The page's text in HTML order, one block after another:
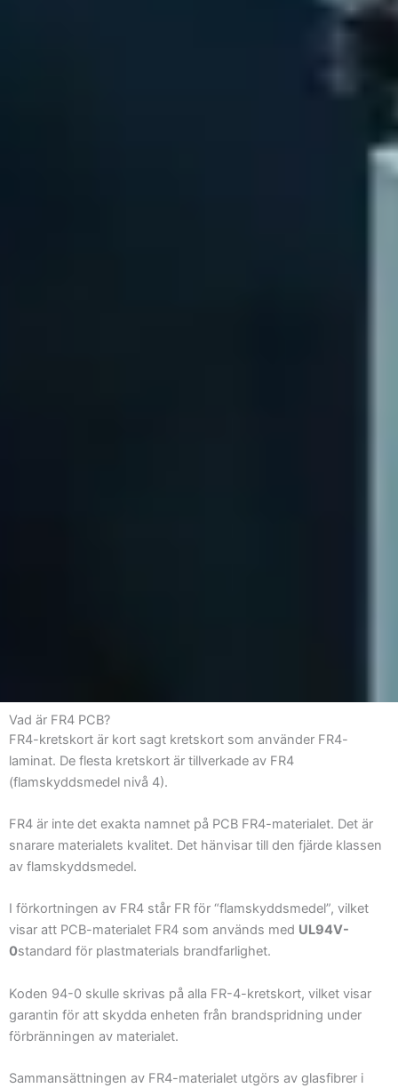
Vad är FR4 PCB?
FR4-kretskort är kort sagt kretskort som använder FR4-
laminat. De flesta kretskort är tillverkade av FR4
(flamskyddsmedel nivå 4).
FR4 är inte det exakta namnet på PCB FR4-materialet. Det är
snarare materialets kvalitet. Det hänvisar till den fjärde klassen
av flamskyddsmedel.
I förkortningen av FR4 står FR för “flamskyddsmedel”, vilket
visar att PCB-materialet FR4 som används med UL94V-
0standard för plastmaterials brandfarlighet.
Koden 94-0 skulle skrivas på alla FR-4-kretskort, vilket visar
garantin för att skydda enheten från brandspridning under
förbränningen av materialet.
Sammansättningen av FR4-materialet utgörs av glasfibrer i